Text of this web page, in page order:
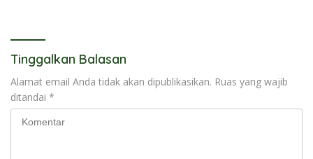
Tinggalkan Balasan
Alamat email Anda tidak akan dipublikasikan. Ruas yang wajib
ditandai *